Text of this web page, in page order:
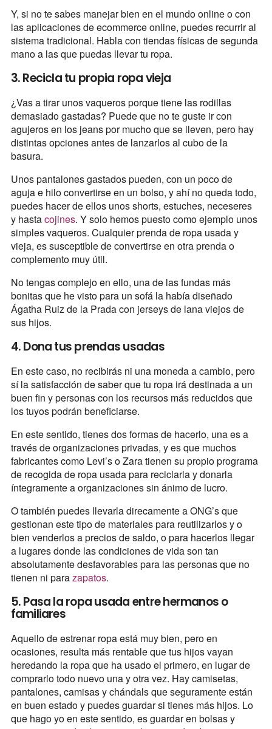
Y, si no te sabes manejar bien en el mundo online o con
las aplicaciones de ecommerce online, puedes recurrir al
sistema tradicional. Habla con tiendas físicas de segunda
mano a las que puedas llevar tu ropa.
3. Recicla tu propia ropa vieja
¿Vas a tirar unos vaqueros porque tiene las rodillas
demasiado gastadas? Puede que no te guste ir con
agujeros en los jeans por mucho que se lleven, pero hay
distintas opciones antes de lanzarlos al cubo de la
basura.
Unos pantalones gastados pueden, con un poco de
aguja e hilo convertirse en un bolso, y ahí no queda todo,
puedes hacer de ellos unos shorts, estuches, neceseres
y hastacojines. Y solo hemos puesto como ejemplo unos
simples vaqueros. Cualquier prenda de ropa usada y
vieja, es susceptible de convertirse en otra prenda o
complemento muy útil.
No tengas complejo en ello, una de las fundas más
bonitas que he visto para un sofá la había diseñado
Ágatha Ruiz de la Prada con jerseys de lana viejos de
sus hijos.
4. Dona tus prendas usadas
En este caso, no recibirás ni una moneda a cambio, pero
sí la satisfacción de saber que tu ropa irá destinada a un
buen fin y personas con los recursos más reducidos que
los tuyos podrán beneficiarse.
En este sentido, tienes dos formas de hacerlo, una es a
través de organizaciones privadas, y es que muchos
fabricantes como Levi’s o Zara tienen su propio programa
de recogida de ropa usada para reciclarla y donarla
íntegramente a organizaciones sin ánimo de lucro.
O también puedes llevarla direcamente a ONG’s que
gestionan este tipo de materiales para reutilizarlos y o
bien venderlos a precios de saldo, o para hacerlos llegar
a lugares donde las condiciones de vida son tan
absolutamente desfavorables para las personas que no
tienen ni parazapatos.
5. Pasa la ropa usada entre hermanos o
familiares
Aquello de estrenar ropa está muy bien, pero en
ocasiones, resulta más rentable que tus hijos vayan
heredando la ropa que ha usado el primero, en lugar de
comprarlo todo nuevo una y otra vez. Hay camisetas,
pantalones, camisas y chándals que seguramente están
en buen estado y puedes guardar si tienes más hijos. Lo
que hago yo en este sentido, es guardar en bolsas y